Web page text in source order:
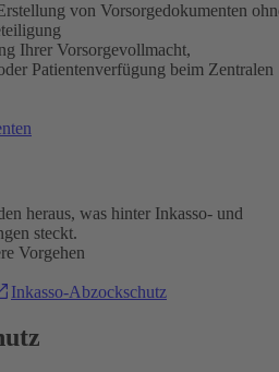
von Vorsorgedokumenten
Ihrer Vorsorgevollmacht,
Patientenverfügung beim Zentralen
heraus, was hinter Inkasso- und
steckt.
Vorgehen
Inkasso-Abzockschutz